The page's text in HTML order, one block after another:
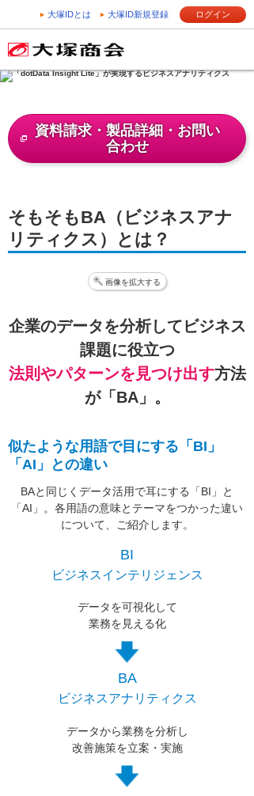
大塚IDとは 大塚ID新規登録 ログイン
資料請求・製品詳細・お問い
合わせ
そもそもBA（ビジネスアナ
リティクス）とは？
画像を拡大する
企業のデータを分析してビジネス
課題に役立つ
法則やパターンを見つけ出す方法
が「BA」。
似たような用語で目にする「BI」
「AI」との違い
BAと同じくデータ活用で耳にする「BI」と
「AI」。各用語の意味とテーマをつかった違い
について、ご紹介します。
BI
ビジネスインテリジェンス
データを可視化して
業務を見える化
BA
ビジネスアナリティクス
データから業務を分析し
改善施策を立案・実施